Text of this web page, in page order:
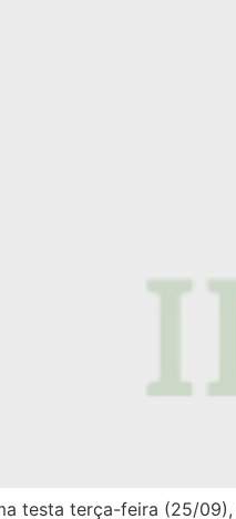
testa terça-feira (25/09),